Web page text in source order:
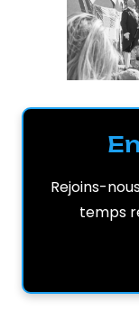
Rejoins-
temps